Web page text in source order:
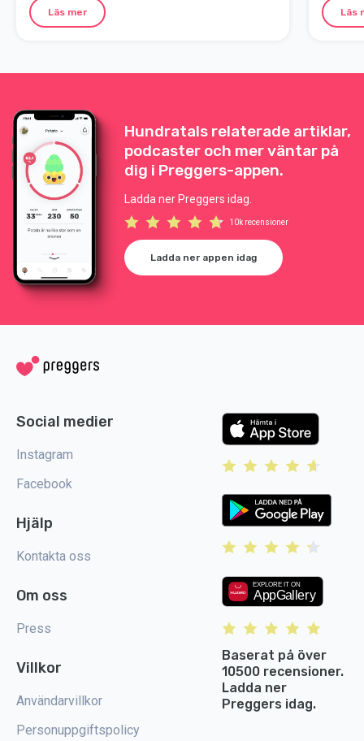
Läs mer
är
Läs
Hundratals relaterade artiklar,
podcaster och mer väntar på
dig i Preggers-appen.
Ladda ner Preggers idag.
10k recensioner
Ladda ner appen idag
Social medier
Instagram
Facebook
Hjälp
Kontakta oss
Om oss
Press
Villkor
Användarvillkor
Personuppgiftspolicy
Baserat på över
10500 recensioner.
Ladda ner
Preggers idag.